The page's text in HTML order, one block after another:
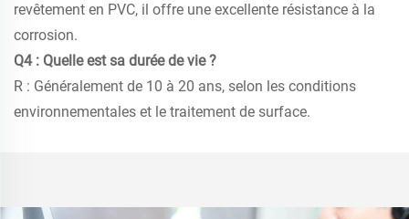
revêtement en PVC, il offre une excellente résistance à la
corrosion.
Q4 : Quelle est sa durée de vie ?
R : Généralement de 10 à 20 ans, selon les conditions
environnementales et le traitement de surface.